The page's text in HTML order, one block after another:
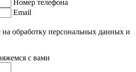
Номер телефона
Email
на обработку персональных данных и
с вами